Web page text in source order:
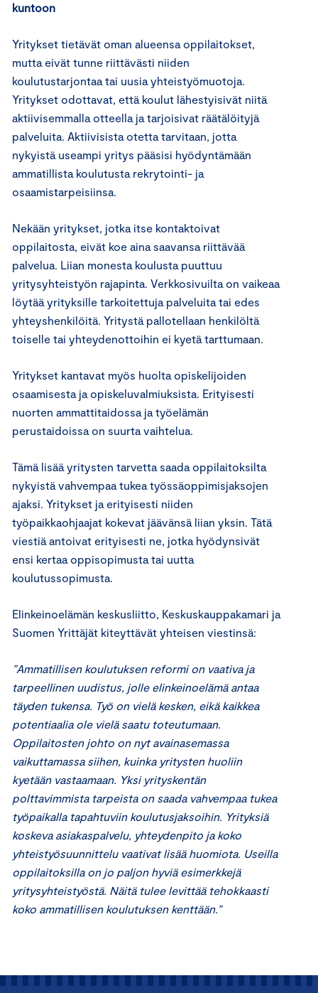
kuntoon
Yritykset tietävät oman alueensa oppilaitokset,
mutta eivät tunne riittävästi niiden
koulutustarjontaa tai uusia yhteistyömuotoja.
Yritykset odottavat, että koulut lähestyisivät niitä
aktiivisemmalla otteella ja tarjoisivat räätälöityjä
palveluita. Aktiivisista otetta tarvitaan, jotta
nykyistä useampi yritys pääsisi hyödyntämään
ammatillista koulutusta rekrytointi- ja
osaamistarpeisiinsa.
Nekään yritykset, jotka itse kontaktoivat
oppilaitosta, eivät koe aina saavansa riittävää
palvelua. Liian monesta koulusta puuttuu
yritysyhteistyön rajapinta. Verkkosivuilta on vaikeaa
löytää yrityksille tarkoitettuja palveluita tai edes
yhteyshenkilöitä. Yritystä pallotellaan henkilöltä
toiselle tai yhteydenottoihin ei kyetä tarttumaan.
Yritykset kantavat myös huolta opiskelijoiden
osaamisesta ja opiskeluvalmiuksista. Erityisesti
nuorten ammattitaidossa ja työelämän
perustaidoissa on suurta vaihtelua.
Tämä lisää yritysten tarvetta saada oppilaitoksilta
nykyistä vahvempaa tukea työssäoppimisjaksojen
ajaksi. Yritykset ja erityisesti niiden
työpaikkaohjaajat kokevat jäävänsä liian yksin. Tätä
viestiä antoivat erityisesti ne, jotka hyödynsivät
ensi kertaa oppisopimusta tai uutta
koulutussopimusta.
Elinkeinoelämän keskusliitto, Keskuskauppakamari ja
Suomen Yrittäjät kiteyttävät yhteisen viestinsä:
”Ammatillisen koulutuksen reformi on vaativa ja
tarpeellinen uudistus, jolle elinkeinoelämä antaa
täyden tukensa. Työ on vielä kesken, eikä kaikkea
potentiaalia ole vielä saatu toteutumaan.
Oppilaitosten johto on nyt avainasemassa
vaikuttamassa siihen, kuinka yritysten huoliin
kyetään vastaamaan. Yksi yrityskentän
polttavimmista tarpeista on saada vahvempaa tukea
työpaikalla tapahtuviin koulutusjaksoihin. Yrityksiä
koskeva asiakaspalvelu, yhteydenpito ja koko
yhteistyösuunnittelu vaativat lisää huomiota. Useilla
oppilaitoksilla on jo paljon hyviä esimerkkejä
yritysyhteistyöstä. Näitä tulee levittää tehokkaasti
koko ammatillisen koulutuksen kenttään.”